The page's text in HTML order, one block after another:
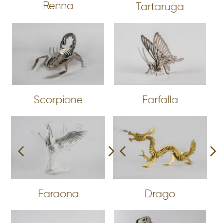
Renna Tartaruga
Scorpione Farfalla
Faraona Drago